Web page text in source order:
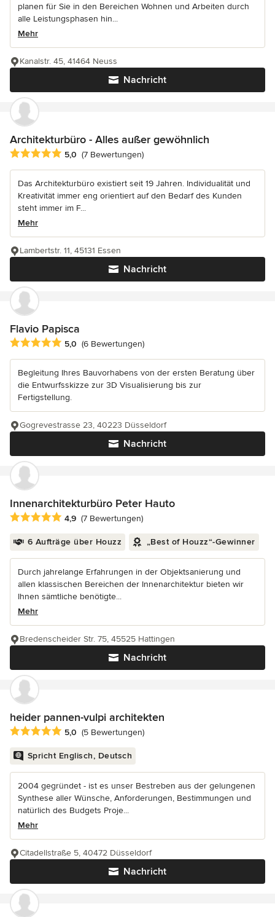
planen für Sie in den Bereichen Wohnen und Arbeiten durch
alle Leistungsphasen hin...
Mehr
Nachricht
Kanalstr. 45, 41464 Neuss
Architekturbüro - Alles außer gewöhnlich
Durchschnittliche Bewertung: 5 von 5 Sternen
5,0 (7 Bewertungen)
Das Architekturbüro existiert seit 19 Jahren. Individualität und
Kreativität immer eng orientiert auf den Bedarf des Kunden
steht immer im F...
Mehr
Nachricht
Lambertstr. 11, 45131 Essen
Flavio Papisca
Durchschnittliche Bewertung: 5 von 5 Sternen
5,0 (6 Bewertungen)
Begleitung Ihres Bauvorhabens von der ersten Beratung über
die Entwurfsskizze zur 3D Visualisierung bis zur
Fertigstellung.
Nachricht
Gogrevestrasse 23, 40223 Düsseldorf
Innenarchitekturbüro Peter Hauto
Durchschnittliche Bewertung: 4.9 von 5 Sternen
4,9 (7 Bewertungen)
6 Aufträge über Houzz „Best of Houzz“-Gewinner
Durch jahrelange Erfahrungen in der Objektsanierung und
allen klassischen Bereichen der Innenarchitektur bieten wir
Ihnen sämtliche benötigte...
Mehr
Nachricht
Bredenscheider Str. 75, 45525 Hattingen
heider pannen-vulpi architekten
Durchschnittliche Bewertung: 5 von 5 Sternen
5,0 (5 Bewertungen)
Spricht Englisch, Deutsch
2004 gegründet - ist es unser Bestreben aus der gelungenen
Synthese aller Wünsche, Anforderungen, Bestimmungen und
natürlich des Budgets Proje...
Mehr
Nachricht
Citadellstraße 5, 40472 Düsseldorf